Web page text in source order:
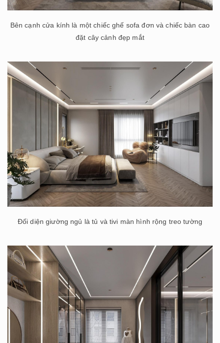
Bên cạnh cửa kính là một chiếc ghế sofa đơn và chiếc bàn cao
đặt cây cảnh đẹp mắt
Đối diện giường ngủ là tủ và tivi màn hình rộng treo tường